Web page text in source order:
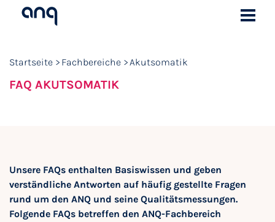
Startseite Fachbereiche Akutsomatik
FAQ AKUTSOMATIK
Unsere FAQs enthalten Basiswissen und geben
verständliche Antworten auf häufig gestellte Fragen
rund um den ANQ und seine Qualitätsmessungen.
Folgende FAQs betreffen den ANQ-Fachbereich